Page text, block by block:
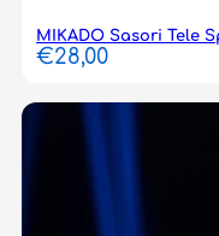
MIKADO Sasori Tele
€28,00